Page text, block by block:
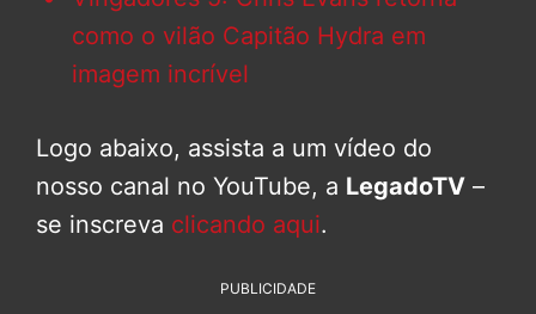
como o vilão Capitão Hydra em
imagem incrível
Logo abaixo, assista a um vídeo do
nosso canal no YouTube, a LegadoTV –
se inscreva clicando aqui.
PUBLICIDADE